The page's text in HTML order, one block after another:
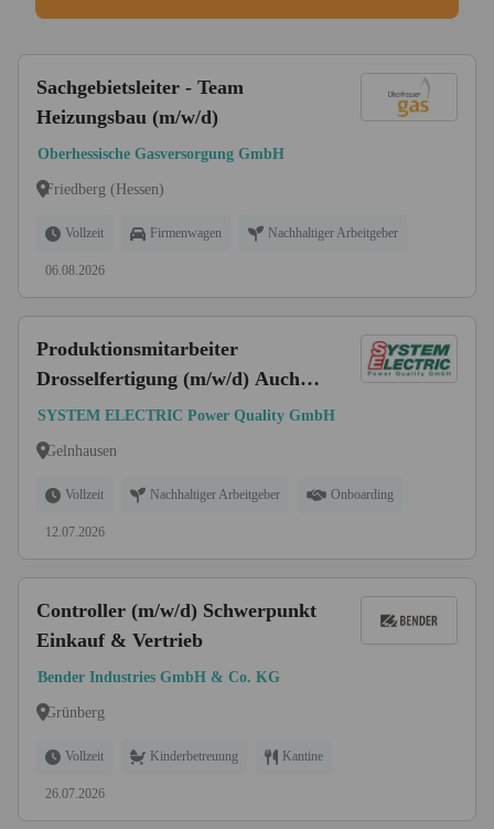
Sachgebietsleiter - Team
Heizungsbau (m/w/d)
Oberhessische Gasversorgung GmbH
Friedberg (Hessen)
Vollzeit Firmenwagen Nachhaltiger Arbeitgeber
06.08.2026
Produktionsmitarbeiter
Drosselfertigung (m/w/d) Auch
für handwerklich geschickte
Quereinsteiger geeignet
SYSTEM ELECTRIC Power Quality GmbH
Gelnhausen
Vollzeit Nachhaltiger Arbeitgeber Onboarding
12.07.2026
Controller (m/w/d) Schwerpunkt
Einkauf & Vertrieb
Bender Industries GmbH & Co. KG
Grünberg
Vollzeit Kinderbetreuung Kantine
26.07.2026